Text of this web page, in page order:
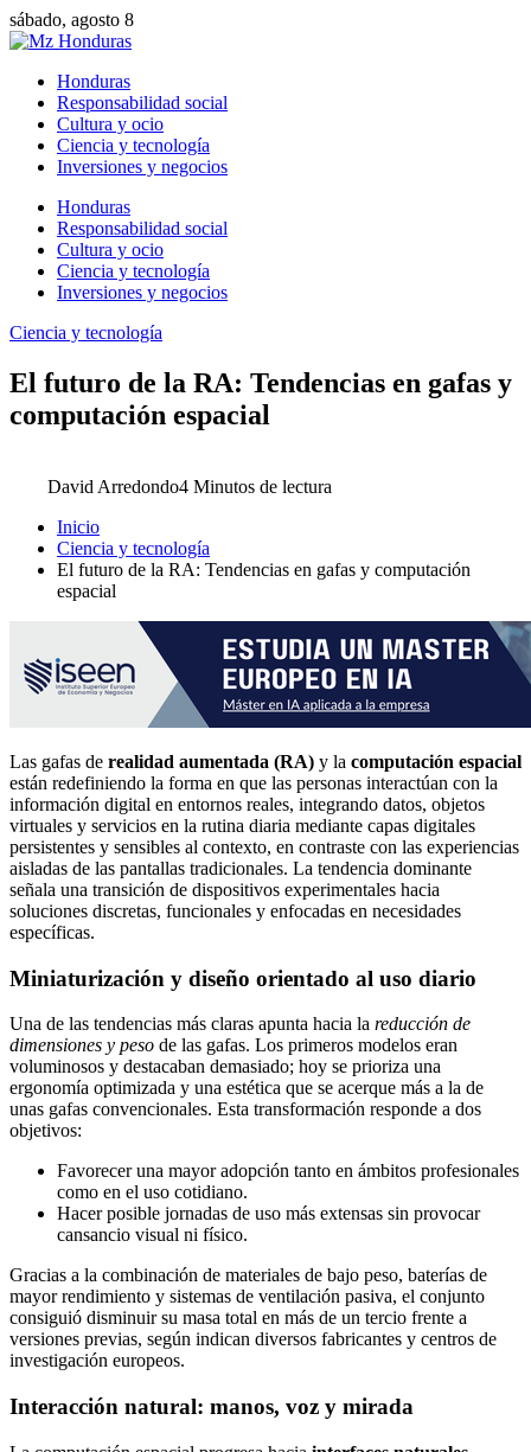
sábado, agosto 8
Honduras
Responsabilidad social
Cultura y ocio
Ciencia y tecnología
Inversiones y negocios
Honduras
Responsabilidad social
Cultura y ocio
Ciencia y tecnología
Inversiones y negocios
Ciencia y tecnología
El futuro de la RA: Tendencias en gafas y
computación espacial
David Arredondo4 Minutos de lectura
Inicio
Ciencia y tecnología
El futuro de la RA: Tendencias en gafas y computación
espacial
Las gafas de realidad aumentada (RA) y la computación espacial
están redefiniendo la forma en que las personas interactúan con la
información digital en entornos reales, integrando datos, objetos
virtuales y servicios en la rutina diaria mediante capas digitales
persistentes y sensibles al contexto, en contraste con las experiencias
aisladas de las pantallas tradicionales. La tendencia dominante
señala una transición de dispositivos experimentales hacia
soluciones discretas, funcionales y enfocadas en necesidades
específicas.
Miniaturización y diseño orientado al uso diario
Una de las tendencias más claras apunta hacia la reducción de
dimensiones y peso de las gafas. Los primeros modelos eran
voluminosos y destacaban demasiado; hoy se prioriza una
ergonomía optimizada y una estética que se acerque más a la de
unas gafas convencionales. Esta transformación responde a dos
objetivos:
Favorecer una mayor adopción tanto en ámbitos profesionales
como en el uso cotidiano.
Hacer posible jornadas de uso más extensas sin provocar
cansancio visual ni físico.
Gracias a la combinación de materiales de bajo peso, baterías de
mayor rendimiento y sistemas de ventilación pasiva, el conjunto
consiguió disminuir su masa total en más de un tercio frente a
versiones previas, según indican diversos fabricantes y centros de
investigación europeos.
Interacción natural: manos, voz y mirada